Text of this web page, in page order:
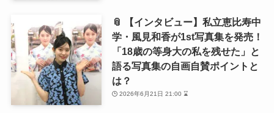
📎 【インタビュー】私立恵比寿中
学・風見和香が1st写真集を発売！
「18歳の等身大の私を残せた」と
語る写真集の自画自賛ポイントと
は？
2026年6月21日 21:00 ⌛